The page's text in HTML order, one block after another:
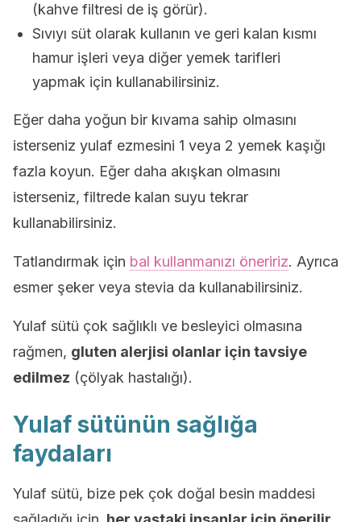
(kahve filtresi de iş görür).
Sıvıyı süt olarak kullanın ve geri kalan kısmı
hamur işleri veya diğer yemek tarifleri
yapmak için kullanabilirsiniz.
Eğer daha yoğun bir kıvama sahip olmasını
isterseniz yulaf ezmesini 1 veya 2 yemek kaşığı
fazla koyun. Eğer daha akışkan olmasını
isterseniz, filtrede kalan suyu tekrar
kullanabilirsiniz.
Tatlandırmak için bal kullanmanızı öneririz. Ayrıca
esmer şeker veya stevia da kullanabilirsiniz.
Yulaf sütü çok sağlıklı ve besleyici olmasına
rağmen, gluten alerjisi olanlar için tavsiye
edilmez (çölyak hastalığı).
Yulaf sütünün sağlığa
faydaları
Yulaf sütü, bize pek çok doğal besin maddesi